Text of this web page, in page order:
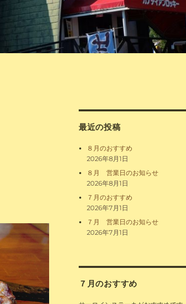
最近の投稿
８月のおすすめ
2026年8月1日
８月 営業日のお知らせ
2026年8月1日
７月のおすすめ
2026年7月1日
７月 営業日のお知らせ
2026年7月1日
７月のおすすめ